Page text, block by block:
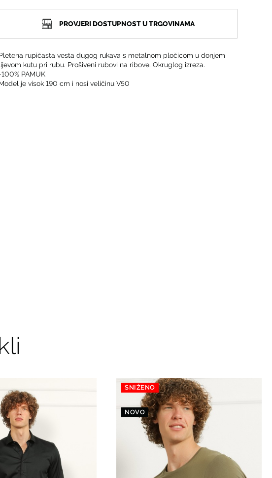
PROVJERI DOSTUPNOST U TRGOVINAMA
rupičasta vesta dugog rukava s metalnom pločicom u donjem
kutu pri rubu. Prošiveni rubovi na ribove. Okruglog izreza.
100% PAMUK
je visok 190 cm i nosi veličinu V50
SNIŽENO
NOVO